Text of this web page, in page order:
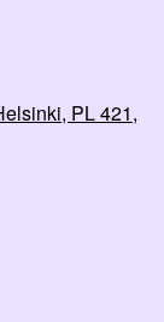
PL 421,